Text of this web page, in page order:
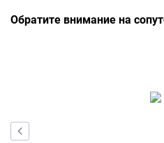
Обратите внимание на